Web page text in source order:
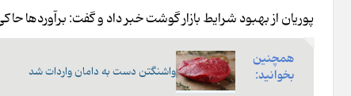
پوریان از بهبود شرایط بازار گوشت خبر داد و گفت: برآوردها
همچنین
بخوانید:
واشنگتن دست به دامان واردات شد